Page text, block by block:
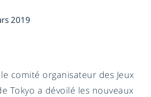
2019
comité organisateur des Jeux
Tokyo a dévoilé les nouveaux